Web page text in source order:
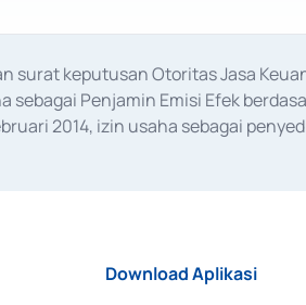
surat keputusan Otoritas Jasa
sebagai Penjamin Emisi Efek
2014, izin usaha sebagai
Download Aplikasi